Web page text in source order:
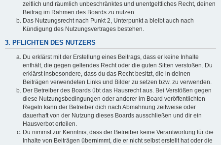
zeitlich und räumlich unbeschränktes und unentgeltliches Recht, deinen
Beitrag im Rahmen des Boards zu nutzen.
Das Nutzungsrecht nach Punkt 2, Unterpunkt a bleibt auch nach
Kündigung des Nutzungsvertrages bestehen.
3. PFLICHTEN DES NUTZERS
Du erklärst mit der Erstellung eines Beitrags, dass er keine Inhalte
enthält, die gegen geltendes Recht oder die guten Sitten verstoßen. Du
erklärst insbesondere, dass du das Recht besitzt, die in deinen
Beiträgen verwendeten Links und Bilder zu setzen bzw. zu verwenden.
Der Betreiber des Boards übt das Hausrecht aus. Bei Verstößen gegen
diese Nutzungsbedingungen oder anderer im Board veröffentlichten
Regeln kann der Betreiber dich nach Abmahnung zeitweise oder
dauerhaft von der Nutzung dieses Boards ausschließen und dir ein
Hausverbot erteilen.
Du nimmst zur Kenntnis, dass der Betreiber keine Verantwortung für die
Inhalte von Beiträgen übernimmt, die er nicht selbst erstellt hat oder die